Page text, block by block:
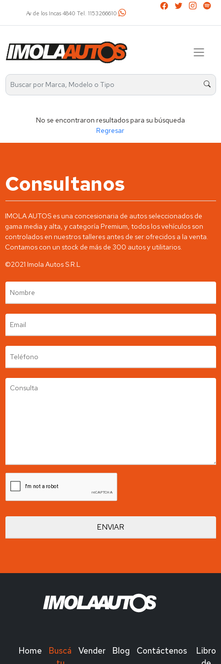
Av de los Incas 4840 Tel. 1153266610
No se encontraron resultados para su búsqueda
Regresar
Consultanos
IMOLA AUTOS es una concesionaria de autos seleccionados de
gama media y alta, y categoría Premium, todos los vehículos son
controlados en nuestros talleres antes de ser ofrecidos a la venta.
Contamos con un stock de más de 300 autos y utilitarios.
©2021 Imola Autos S.R.L
Home
Buscá
Vender Blog Contáctenos
Libro